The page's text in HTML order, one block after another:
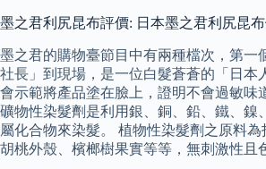
墨之君利尻昆布評價: 日本墨之君利尻昆
墨之君的購物臺節目中有兩種檔次，第一
社長」到現場，是一位白髮蒼蒼的「日本
會示範將產品塗在臉上，證明不會過敏味
礦物性染髮劑是利用銀、銅、鉛、鐵、鎳
屬化合物來染髮。 植物性染髮劑之原料為
胡桃外殼、檳榔樹果實等等，無刺激性且